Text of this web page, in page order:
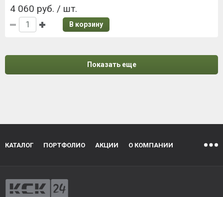
4 060 руб. / шт.
В корзину
Показать еще
КАТАЛОГ ПОРТФОЛИО АКЦИИ О КОМПАНИИ